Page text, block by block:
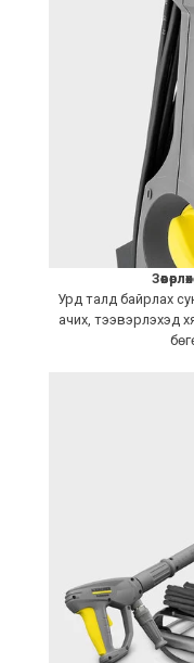
Урд талд байрлах
ачих, тээвэрлэхэд